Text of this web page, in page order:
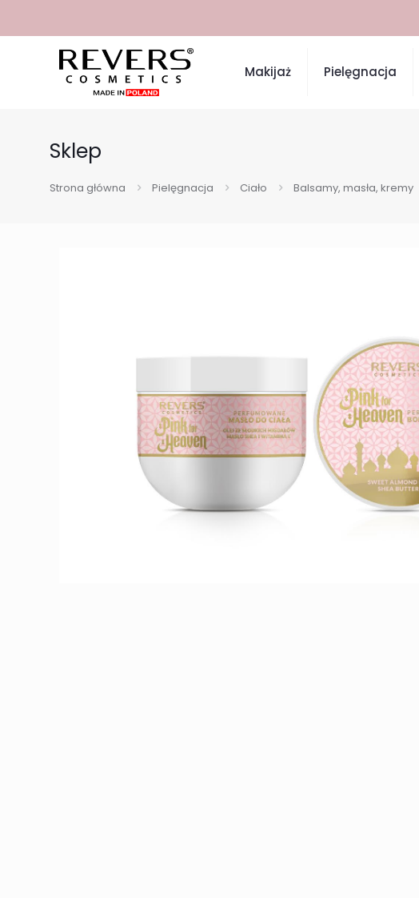
Makijaż Pielęgnacja
Sklep
Strona główna Pielęgnacja Ciało Balsamy, masła, kremy